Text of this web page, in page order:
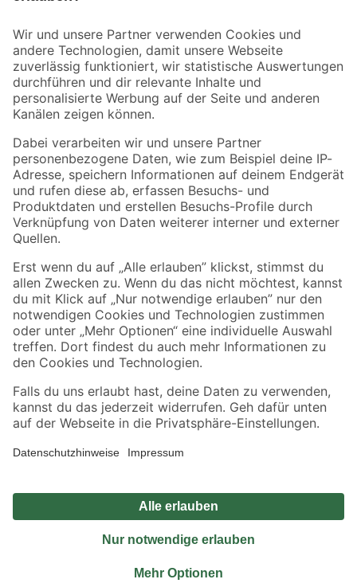
Der toom Newsletter: Keine Angebote und Aktionen mehr verpassen!
Zur Newsletter Anmeldung
Folge uns
Zahlungsarten Versandarten
Sicher einkaufen
Jetzt die toom-App herunterladen
Alle Preisangaben in EUR inkl. gesetzl. MwSt.. Die dargestellten Angebote sind unter
Umständen nicht in allen Märkten verfügbar. Die angegebenen Verfügbarkeiten beziehen
Produkte nur solange der Vorrat reicht.
*Paketversand ab 59 € versandkostenfrei, gilt nicht für Artikel mit Speditionsversand, hier
Privatsphäre Impressum
Nutzungsbedingungen
Widerrufsrecht
Vertrag widerrufen
© 2026 toom Baumarkt GmbH